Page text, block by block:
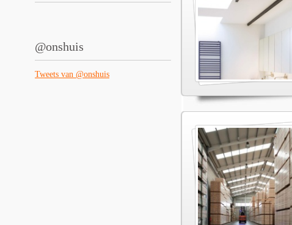
@onshuis
Tweets van @onshuis